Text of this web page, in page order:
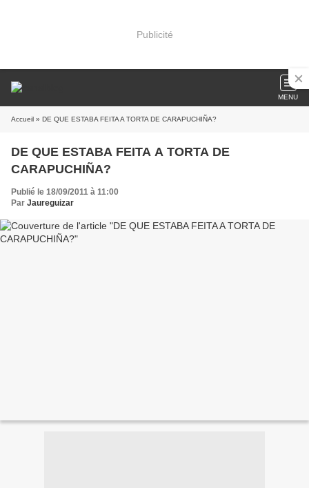
Publicité
MENU
Accueil » DE QUE ESTABA FEITA A TORTA DE CARAPUCHIÑA?
DE QUE ESTABA FEITA A TORTA DE
CARAPUCHIÑA?
Publié le 18/09/2011 à 11:00
Par Jaureguizar